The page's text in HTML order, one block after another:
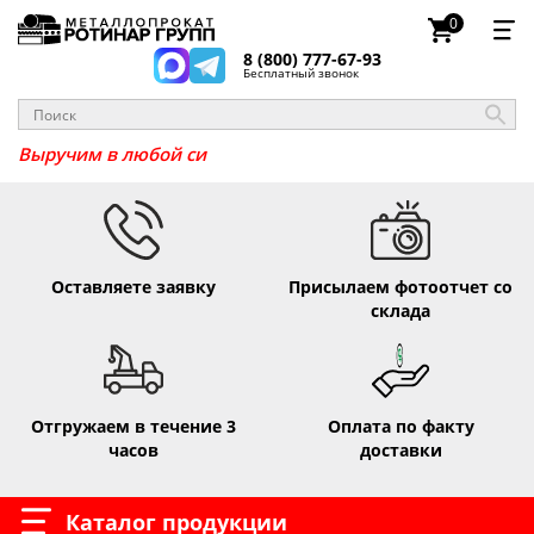
8 (800) 777-67-93
Бесплатный звонок
0
Выручим в л
Оставляете заявку
Присылаем фотоотчет со
склада
Отгружаем в течение 3
часов
Оплата по факту
доставки
Каталог продукции